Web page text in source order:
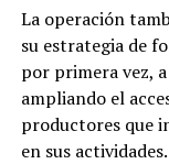
La operación
su estrategia de
por primera vez,
ampliando el
productores que
en sus actividades.